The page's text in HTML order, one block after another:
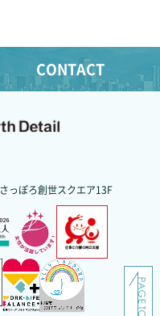
CONTACT
さっぽろ創世スクエア13F